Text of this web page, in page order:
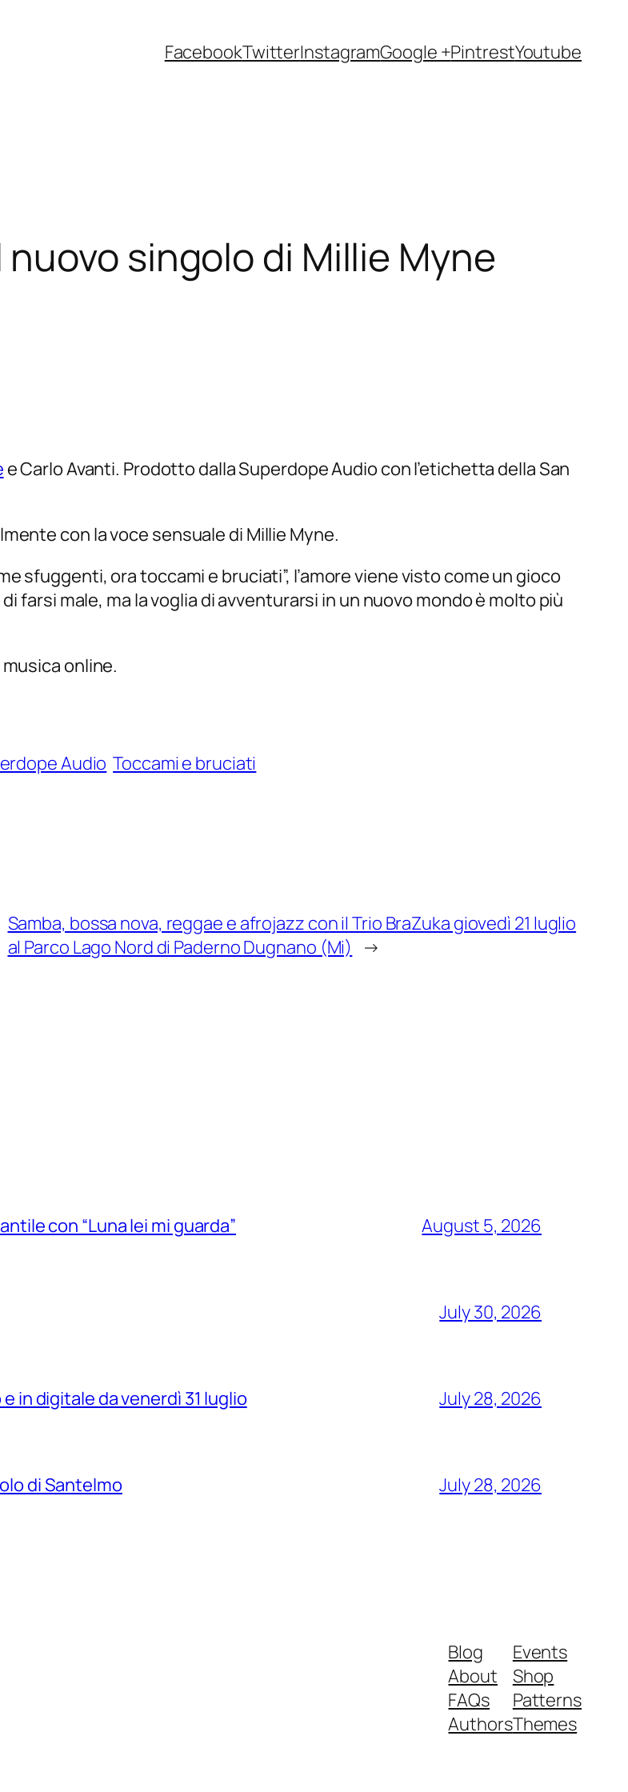
FacebookTwitterInstagramGoogle +PintrestYoutube
nuovo singolo di Millie Myne
e Carlo Avanti. Prodotto dalla Superdope Audio con l’etichetta della San
con la voce sensuale di Millie Myne.
sfuggenti, ora toccami e bruciati”, l’amore viene visto come un gioco
farsi male, ma la voglia di avventurarsi in un nuovo mondo è molto più
online.
Audio Toccami e bruciati
Samba, bossa nova, reggae e afrojazz con il Trio BraZuka giovedì 21 luglio
al Parco Lago Nord di Paderno Dugnano (Mi)
→
con “Luna lei mi guarda” August 5, 2026
July 30, 2026
in digitale da venerdì 31 luglio July 28, 2026
di Santelmo July 28, 2026
Blog
About
FAQs
Authors
Events
Shop
Patterns
Themes